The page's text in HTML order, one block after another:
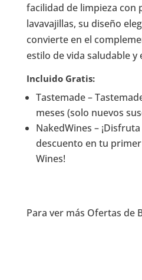
facilidad de limpieza con
lavavajillas, su diseño
convierte en el
estilo de vida saludable y
Incluido Gratis:
Tastemade –
meses (solo nuevos
NakedWines –
descuento en tu
Wines!
Para ver más Ofertas de